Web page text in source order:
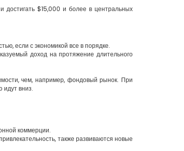
$15,000 и более в центральных
если с экономикой все в порядке.
доход на протяжение длительного
чем, например, фондовый рынок. При
идут вниз.
коммерции.
также развиваются новые